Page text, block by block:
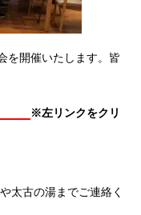
を開催いたします。皆
※左リンクをクリ
太古の湯までご連絡く